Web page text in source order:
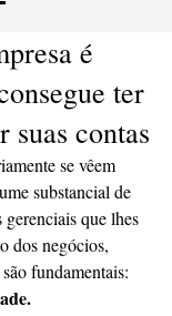
é
ter
suas contas
se vêem
substancial de
que lhes
dos negócios,
fundamentais: